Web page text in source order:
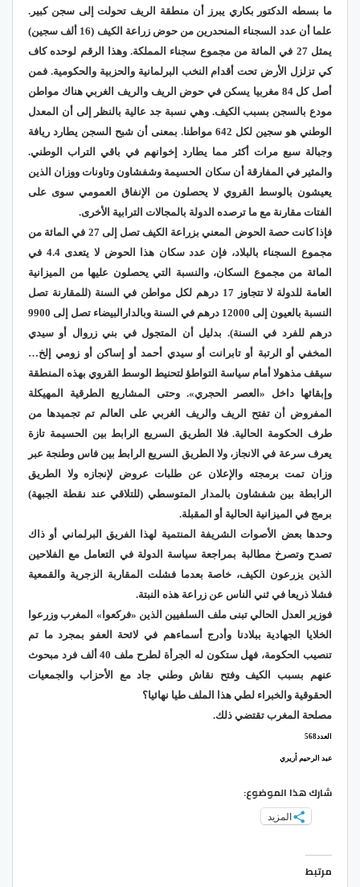
ما بسطه الدكتور بكاري يبرز أن منطقة الريف تحولت إلى سجن كبير.
علما أن عدد السجناء المنحدرين من حوض زراعة الكيف (16 ألف سجين)
يمثل 27 في المائة من مجموع سجناء المملكة. وهذا الرقم لوحده كاف
كي تزلزل الأرض تحت أقدام النخب البرلمانية والحزبية والحكومية. فمن
أصل كل 84 مغربيا يسكن في حوض الريف والريف الغربي هناك مواطن
مودع بالسجن بسبب الكيف. وهي نسبة جد عالية بالنظر إلى أن المعدل
الوطني هو سجين لكل 642 مواطنا. بمعنى أن شبح السجن يطارد ريافة
وجبالة سبع مرات أكثر مما يطارد إخوانهم في باقي التراب الوطني.
والمثير في المفارقة أن سكان الحسيمة وشفشاون وتاونات ووزان الذين
يعيشون بالوسط القروي لا يحصلون من الإنفاق العمومي سوى على
الفتات مقارنة مع ما ترصده الدولة بالمجالات الترابية الأخرى.
فإذا كانت حصة الحوض المعني بزراعة الكيف تصل إلى 27 في المائة من
مجموع السجناء بالبلاد، فإن عدد سكان هذا الحوض لا يتعدى 4.4 في
المائة من مجموع السكان، والنسبة التي يحصلون عليها من الميزانية
العامة للدولة لا تتجاوز 17 درهم لكل مواطن في السنة (للمقارنة تصل
النسبة بالعيون إلى 12000 درهم في السنة وبالدارالبيضاء تصل إلى 9900
درهم للفرد في السنة). بدليل أن المتجول في بني زروال أو سيدي
المخفي أو الرتبة أو تابرانت أو سيدي أحمد أو إساكن أو زومي إلخ…
سيقف مذهولا أمام سياسة التواطؤ لتحنيط الوسط القروي بهذه المنطقة
وإبقائها داخل «العصر الحجري». وحتى المشاريع الطرقية المهيكلة
المفروض أن تفتح الريف والريف الغربي على العالم تم تجميدها من
طرف الحكومة الحالية. فلا الطريق السريع الرابط بين الحسيمة تازة
يعرف سرعة في الانجاز، ولا الطريق السريع الرابط بين فاس وطنجة عبر
وزان تمت برمجته والإعلان عن طلبات عروض لإنجازه ولا الطريق
الرابطة بين شفشاون بالمدار المتوسطي (للتلاقي عند نقطة الجبهة)
برمج في الميزانية الحالية أو المقبلة.
وحدها بعض الأصوات الشريفة المنتمية لهذا الفريق البرلماني أو ذاك
تصدح وتصرخ مطالبة بمراجعة سياسة الدولة في التعامل مع الفلاحين
الذين يزرعون الكيف، خاصة بعدما فشلت المقاربة الزجرية والقمعية
فشلا ذريعا في ثني الناس عن زراعة هذه النبتة.
فوزير العدل الحالي تبنى ملف السلفيين الذين «فركعوا» المغرب وزرعوا
الخلايا الجهادية ببلادنا وأدرج أسماءهم في لائحة العفو بمجرد ما تم
تنصيب الحكومة، فهل ستكون له الجرأة لطرح ملف 40 ألف فرد مبحوث
عنهم بسبب الكيف وفتح نقاش وطني جاد مع الأحزاب والجمعيات
الحقوقية والخبراء لطي هذا الملف طيا نهائيا؟
مصلحة المغرب تقتضي ذلك.
العدد568
عبد الرحيم أريري
شارك هذا الموضوع:
المزيد
مرتبط